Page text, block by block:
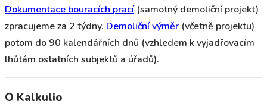
Dokumentace bouracích prací(samotný demoliční projekt)
zpracujeme za 2 týdny. Demoliční výměr (včetně projektu)
potom do 90 kalendářních dnů (vzhledem k vyjadřovacím
lhůtám ostatních subjektů a úřadů).
O Kalkulio